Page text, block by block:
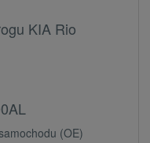
KIA Rio
(OE)